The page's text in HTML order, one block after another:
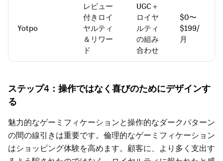
Yotpo
レビュー
付きロイ
ヤルティ
＆リワー
ド
UGC＋
ロイヤ
ルティ
の組み
合わせ
$0〜
$199/
月
ステップ4：操作ではなく喜びのためにデザインす
る
魅力的なゲーミフィケーションと操作的なダークパターン
の間の線引きは重要です。倫理的なゲーミフィケーション
はショッピング体験を高めます。顧客に、より多く支出す